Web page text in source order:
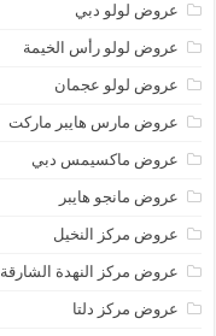
عروض لولو دبي
عروض لولو رأس الخيمة
عروض لولو عجمان
عروض مارس هايبر ماركت
عروض ماكسيمس دبي
عروض مانجو هايبر
عروض مركز النخيل
عروض مركز النهدة الشارقة
عروض مركز دلتا